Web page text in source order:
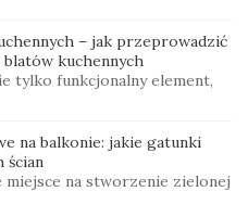
– jak przeprowadzić
kuchennych
tylko funkcjonalny element,
na balkonie: jakie gatunki
ścian
miejsce na stworzenie zielonej